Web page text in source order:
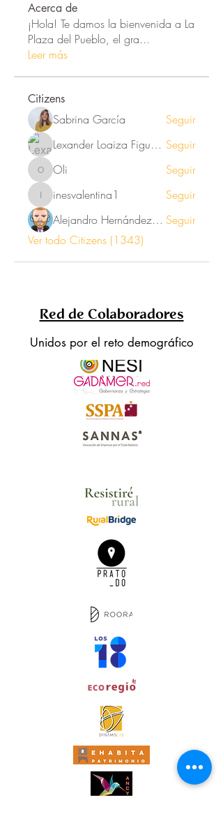
Acerca de
¡Hola! Te damos la bienvenida a La
Plaza del Pueblo, el gra...
Leer más
Citizens
Sabrina García
Seguir
Lexander Loaiza Figueroa Seguir
Oli Oli Seguir
inesvalentina1
inesvalentina1
Seguir
Alejandro Hernández Renner Seguir
Ver todo Citizens (1343)
Red de Colaboradores
Unidos por el reto demográfico